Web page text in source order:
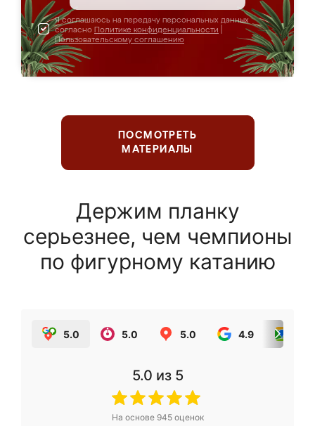
Я соглашаюсь на передачу персональных данных
согласно Политике конфиденциальности
Пользовательскому соглашению
ПОСМОТРЕТЬ
МАТЕРИАЛЫ
Держим планку
серьезнее, чем чемпионы
по фигурному катанию
5.0 5.0 5.0 4.9
5.0 из 5
На основе 945оценок